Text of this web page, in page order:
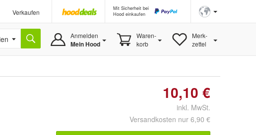
Verkaufen
Mit Sicherheit bei
Hood einkaufen
Anmelden
Mein Hood
Waren-
korb
Merk-
zettel
10,10 €
inkl. MwSt.
Versandkosten nur 6,90 €